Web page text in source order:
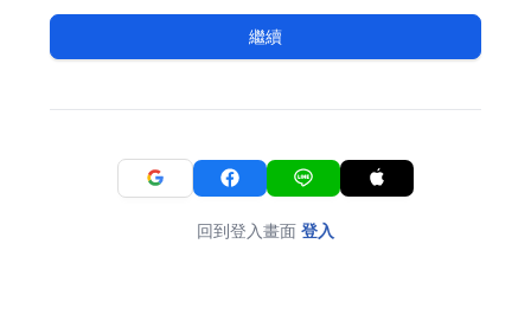
繼續
回到登入畫面 登入